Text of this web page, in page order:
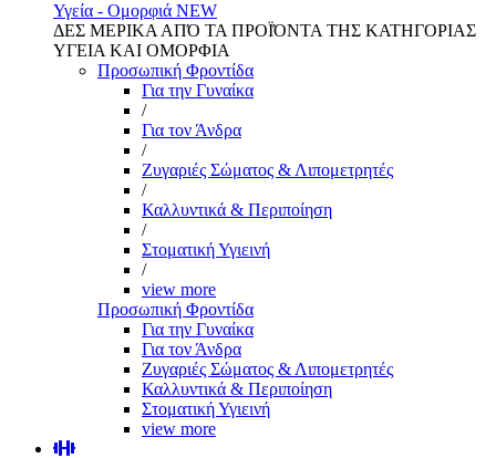
Υγεία - Ομορφιά NEW
ΔΕΣ ΜΕΡΙΚΑ ΑΠΌ ΤΑ ΠΡΟΪΌΝΤΑ ΤΗΣ ΚΑΤΗΓΟΡΙΑΣ
ΥΓΕΙΑ ΚΑΙ ΟΜΟΡΦΙΑ
Προσωπική Φροντίδα
Για την Γυναίκα
/
Για τον Άνδρα
/
Ζυγαριές Σώματος & Λιπομετρητές
/
Καλλυντικά & Περιποίηση
/
Στοματική Υγιεινή
/
view more
Προσωπική Φροντίδα
Για την Γυναίκα
Για τον Άνδρα
Ζυγαριές Σώματος & Λιπομετρητές
Καλλυντικά & Περιποίηση
Στοματική Υγιεινή
view more